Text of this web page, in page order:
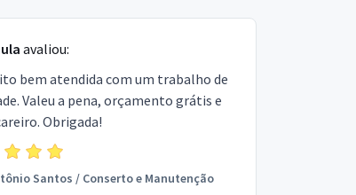
avaliou:
bem atendida com um trabalho de
Valeu a pena, orçamento grátis e
Obrigada!
Santos / Conserto e Manutenção